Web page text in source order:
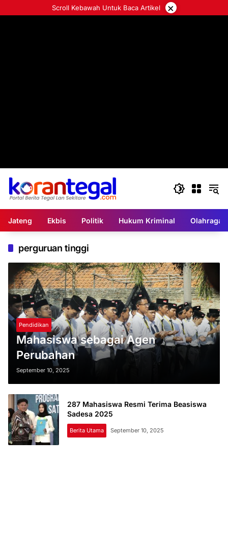
ke
Scroll Kebawah Untuk Baca Artikel ×
Jateng Ekbis Politik Hukum Kriminal Olahraga
perguruan tinggi
Pendidikan
Mahasiswa sebagai Agen
Perubahan
September 10, 2025
287 Mahasiswa Resmi Terima Beasiswa
Sadesa 2025
Berita Utama September 10, 2025